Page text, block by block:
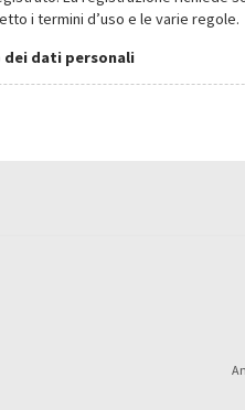
i termini d’uso e le varie regole.
dati personali